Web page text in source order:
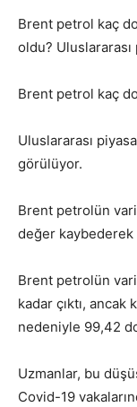
Brent petrol kaç
oldu?
Brent petrol kaç
Uluslararası
görülüyor.
Brent petrolün
değer kaybederek
Brent petrolün
kadar çıktı,
nedeniyle 99,42
Uzmanlar, bu
Covid-19